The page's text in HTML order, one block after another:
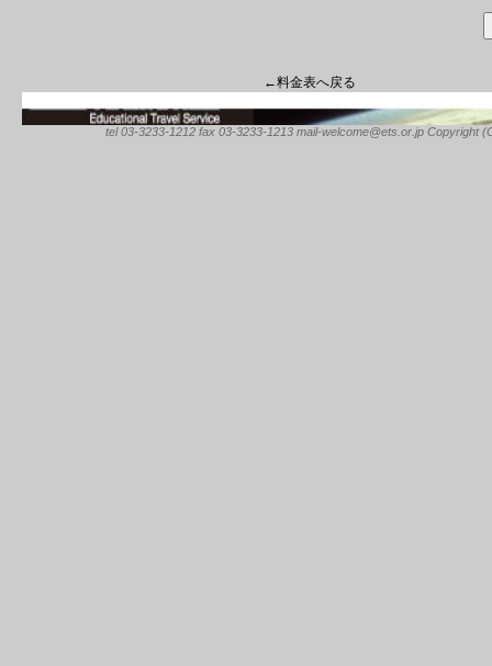
←料金表へ戻る
tel 03-3233-1212 fax 03-3233-1213 mail-welcome@ets.or.jp Copyright